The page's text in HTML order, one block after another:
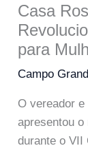
Casa
para
Campo
O vereador
apresentou o
durante o VII